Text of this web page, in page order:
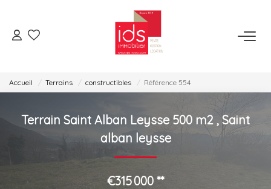
Je Veux Acheter
Espace Opérations Immobilières
ESPACE LOCATION
Accueil Terrains constructibles Référence 554
Terrain Saint Alban Leysse 500 m2 ,Saint
alban leysse
€315 000 **